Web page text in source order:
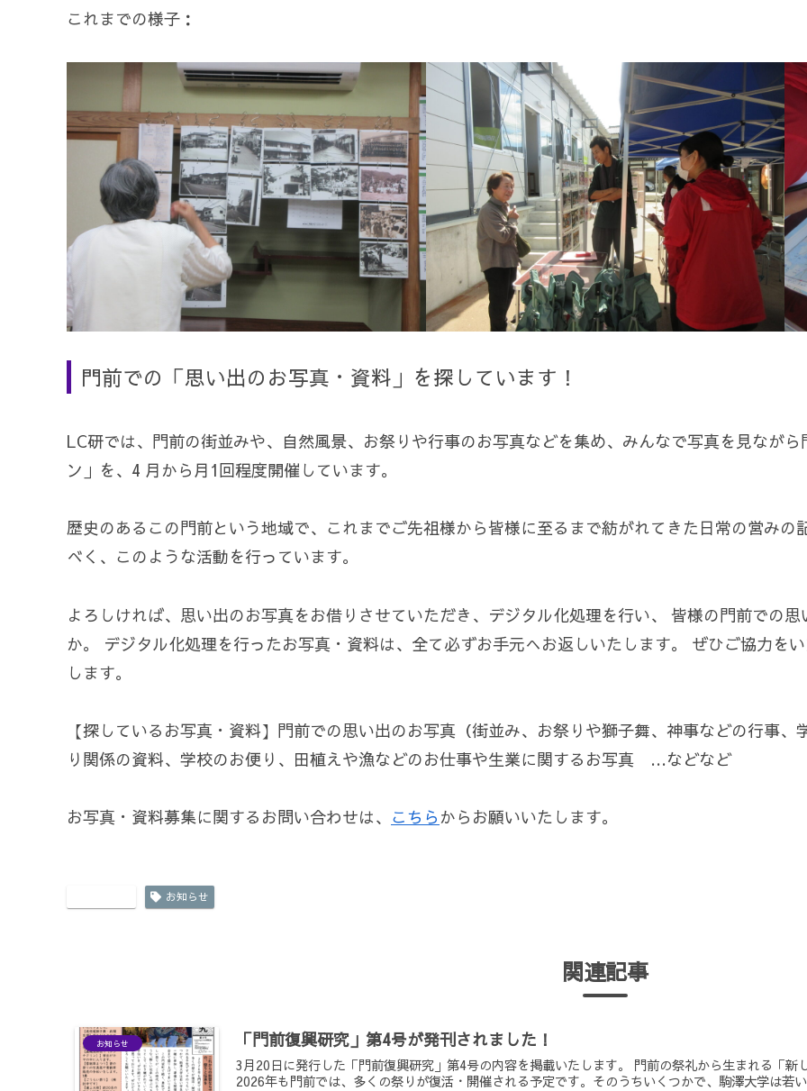
これまでの様子：
門前での「思い出のお写真・資料」を探しています！
LC研では、門前の街並みや、自然風景、お祭りや行事のお写真などを集め、みんなで写真を見なが
ン」を、4 月から月1回程度開催しています。
歴史のあるこの門前という地域で、これまでご先祖様から皆様に至るまで紡がれてきた日常の営み
べく、このような活動を行っています。
よろしければ、思い出のお写真をお借りさせていただき、デジタル化処理を行い、 皆様の門前での
か。 デジタル化処理を行ったお写真・資料は、全て必ずお手元へお返しいたします。 ぜひご協力を
します。
【探しているお写真・資料】門前での思い出のお写真（街並み、お祭りや獅子舞、神事などの行事
り関係の資料、学校のお便り、田植えや漁などのお仕事や生業に関するお写真 …などなど
お写真・資料募集に関するお問い合わせは、 こちら からお願いいたします。
お知らせ
関連記事
お知らせ 「門前復興研究」第4号が発刊されました！
3月20日に発行した「門前復興研究」第4号の内容を掲載いたします。 門前の祭礼から生まれる「
2026年も門前では、多くの祭りが復活・開催される予定です。そのうちいくつかで、駒澤大学は若